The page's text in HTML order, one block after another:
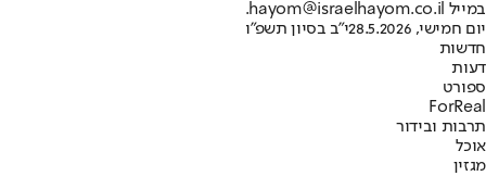
במייל hayom@israelhayom.co.il.
יום חמישי, 28.5.2026
י"ב בסיון תשפ"ו
חדשות
דעות
ספורט
ForReal
תרבות ובידור
אוכל
מגזין